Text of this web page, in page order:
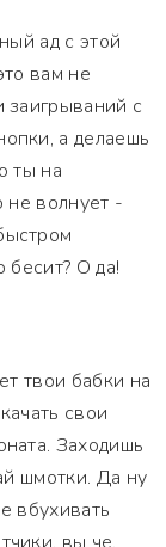
ад с этой
вам не
с
а делаешь
ты на
не волнует -
бесит? О да!
твои бабки на
свои
Заходишь
шмотки. Да ну
вбухивать